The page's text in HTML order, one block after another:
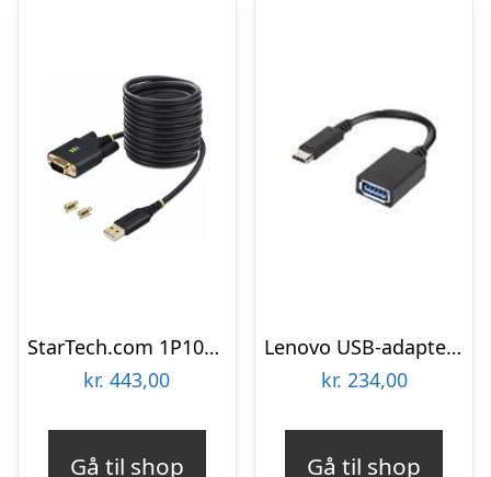
StarTech.com 1P10FFC-USB-SERIAL
kr. 443,00
Gå til shop
Lenovo USB-adapter – 14 cm
kr. 234,00
Gå til shop